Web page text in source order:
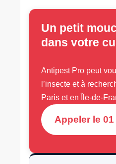
Un petit
dans votre
Antipest Pro peut
l’insecte et à
Paris et en Île-de-
Appeler le 01